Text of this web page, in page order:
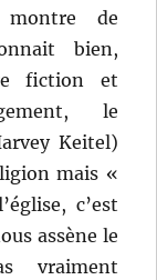
de
bien,
fiction et
le
Keitel)
mais «
c’est
assène le
vraiment